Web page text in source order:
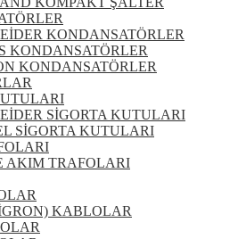
KONDANSATÖRLER
KONDANSATÖRLER
KONDANSATÖRLER
SİGORTA KUTULARI
SİGORTA KUTULARI
AKIM TRAFOLARI
KABLOLAR